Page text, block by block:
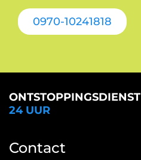
0970-10241818
ONTSTOPPINGSDIENST
24 UUR
Contact